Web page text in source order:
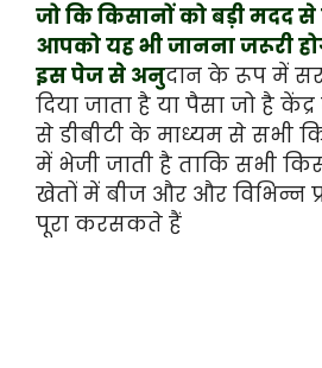
जो कि किसानों को बड़ी मदद
आपको यह भी जानना जरूरी
इस पेज से अनुदान के रूप में
दिया जाता है या पैसा जो है
से डीबीटी के माध्यम से सभी
में भेजी जाती है ताकि सभी
खेतों में बीज और और विभिन्न
पूरा करसकते हैं